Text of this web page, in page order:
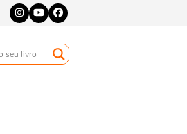
Instagram
YouTubeFacebook